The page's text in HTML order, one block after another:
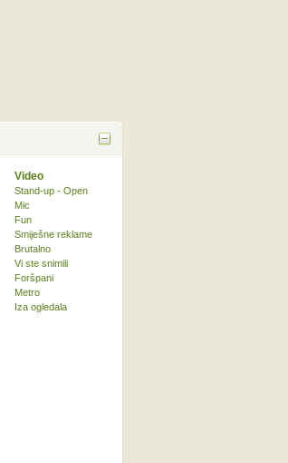
Video
Stand-up - Open
Mic
Fun
Smiješne reklame
Brutalno
Vi ste snimili
Foršpani
Metro
Iza ogledala